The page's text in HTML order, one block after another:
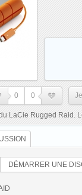
0 0
LaCie Rugged Raid.
DÉMARRER UNE